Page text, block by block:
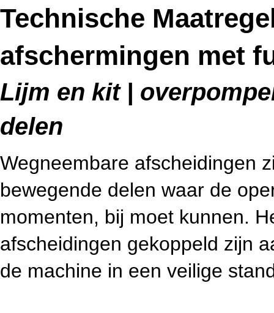
Technische
afschermingen met
Lijm en kit |
delen
Wegneembare afscheidingen
bewegende delen waar de
momenten, bij moet kunnen.
afscheidingen gekoppeld zijn
de machine in een veilige